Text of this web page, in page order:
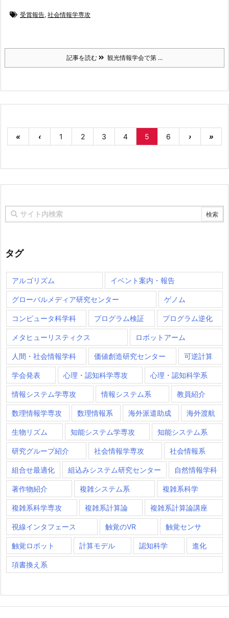
受賞報告, 社会情報学専攻
記事を読む 観光情報学会で第 ...
« ‹ 1 2 3 4 5 6 › »
タグ
アルゴリズム イベント案内・報告
グローバルメディア研究センター ゲノム
コンピュータ科学科 プログラム検証 プログラム逆化
メタヒューリスティクス ロボットアーム
人間・社会情報学科 価値創造研究センター 可逆計算
学会発表 心理・認知科学専攻 心理・認知科学系
情報システム学専攻 情報システム系 教員紹介
数理情報学専攻 数理情報系 海外派遣助成 海外渡航
生物リズム 知能システム学専攻 知能システム系
研究グループ紹介 社会情報学専攻 社会情報系
組合せ最適化 組込みシステム研究センター 自然情報学科
著作物紹介 複雑システム系 複雑系科学
複雑系科学専攻 複雑系計算論 複雑系計算論講座
視線インタフェース 触覚のVR 触覚センサ
触覚ロボット 計算モデル 認知科学 進化
項書換え系